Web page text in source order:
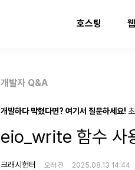
호스팅
개발자 Q&A
개발하다 막혔다면? 여기서 질문하세요!
eio_write 함수 사
크래시헌터 오래 전 2025.08.13 14:44